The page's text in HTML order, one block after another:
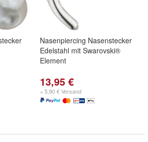
Nasenpiercing Nasenstecker
Edelstahl mit Swarovski®
Element
13,95 €
+ 5,90 € Versand